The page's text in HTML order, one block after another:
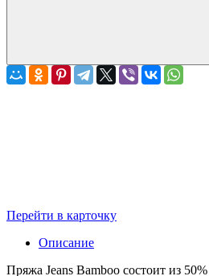
Перейти в карточку
Описание
Пряжа Jeans Bamboo состоит из